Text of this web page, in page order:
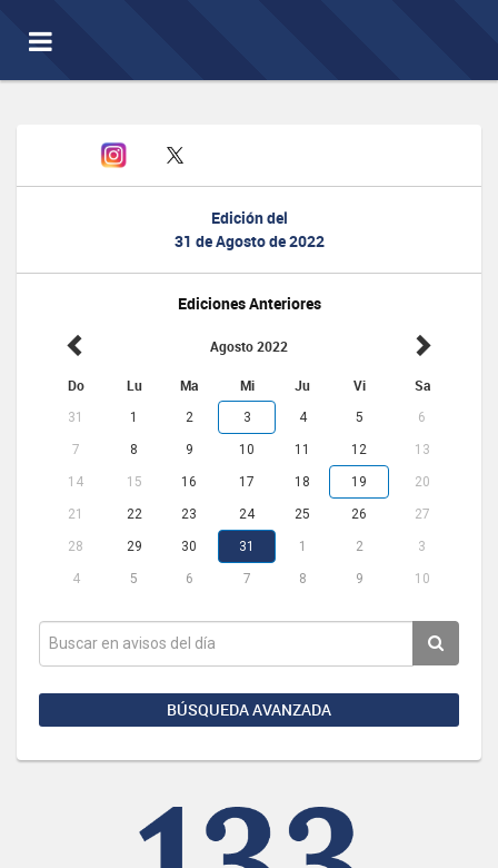
Toggle
navigation
Edición del
31 de Agosto de 2022
Ediciones Anteriores
Agosto 2022
Do Lu Ma Mi Ju Vi Sa
31 1 2 3 4 5 6
7 8 9 10 11 12 13
14 15 16 17 18 19 20
21 22 23 24 25 26 27
28 29 30 31 1 2 3
4 5 6 7 8 9 10
BÚSQUEDA AVANZADA